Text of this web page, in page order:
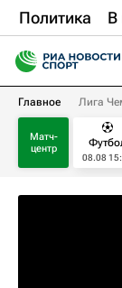
Политика В
Главное Лига
Матч-
центр
08.08